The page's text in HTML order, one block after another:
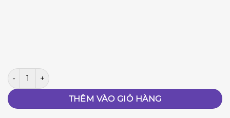
Chia Xa 03 số lượng
THÊM VÀO GIỎ HÀNG